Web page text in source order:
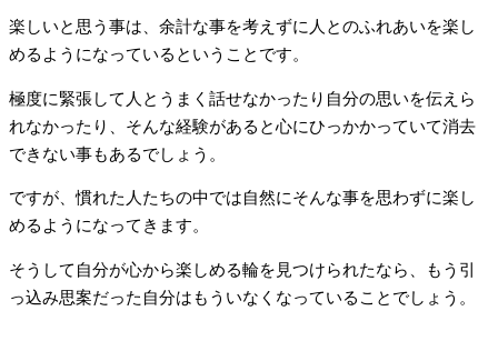
楽しいと思う事は、余計な事を考えずに人とのふれあいを楽し
めるようになっているということです。
極度に緊張して人とうまく話せなかったり自分の思いを伝えら
れなかったり、そんな経験があると心にひっかかっていて消去
できない事もあるでしょう。
ですが、慣れた人たちの中では自然にそんな事を思わずに楽し
めるようになってきます。
そうして自分が心から楽しめる輪を見つけられたなら、もう引
っ込み思案だった自分はもういなくなっていることでしょう。